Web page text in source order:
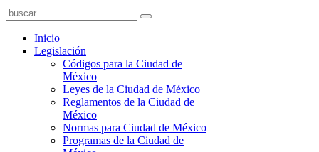
Inicio
Legislación
Códigos para la Ciudad de
México
Leyes de la Ciudad de México
Reglamentos de la Ciudad de
México
Normas para Ciudad de México
Programas de la Ciudad de